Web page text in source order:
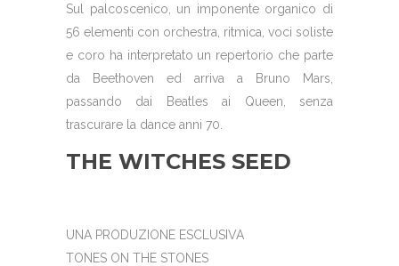
Sul palcoscenico, un imponente organico di
56 elementi con orchestra, ritmica, voci soliste
e coro ha interpretato un repertorio che parte
da Beethoven ed arriva a Bruno Mars,
passando dai Beatles ai Queen, senza
trascurare la dance anni 70.
THE WITCHES SEED
UNA PRODUZIONE ESCLUSIVA
TONES ON THE STONES